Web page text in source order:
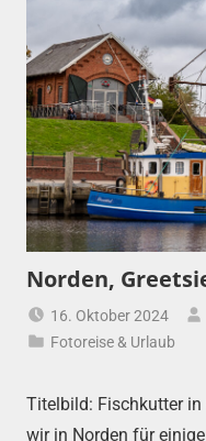
Norden,
16. Oktober 2024
Fotoreise & Urlaub
Titelbild: Fischkutter in
wir in Norden für